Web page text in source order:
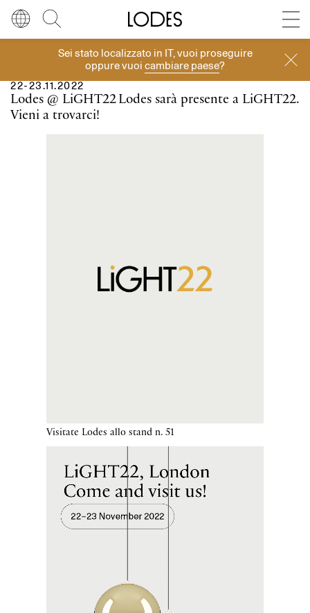
Sei stato localizzato in IT, vuoi proseguire
oppure vuoicambiare paese?
LinguaItaliano
Italiano
RegioneEuropa
Store locator Press room
Diesel Living with Lodes
Eventi
22-23.11.2022
Lodes @ LiGHT22 Lodes sarà presente a LiGHT22.
Vieni a trovarci!
Visitate Lodes allo stand n. 51